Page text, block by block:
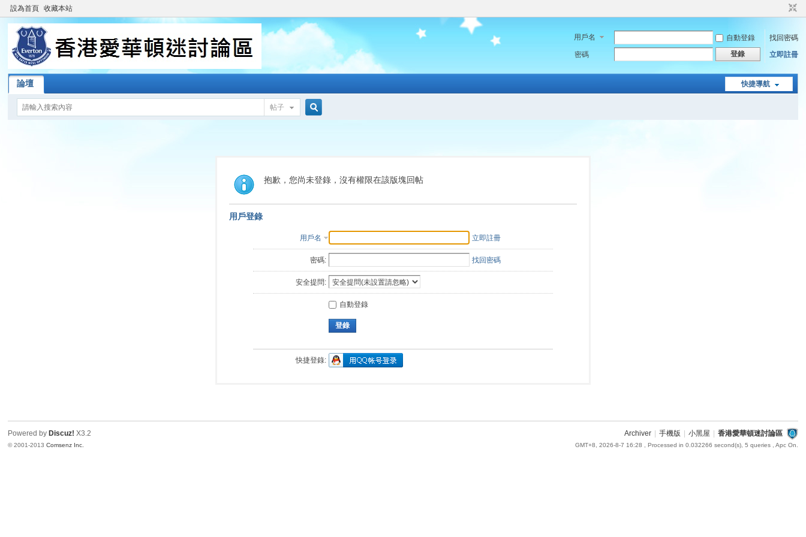
設為首頁 收藏本站
用戶名 自動登錄
找回密碼
密碼
登錄 立即註冊
快捷導航
論壇
帖子
索
抱歉，您尚未登錄，沒有權限在該版塊回帖
用戶登錄
用戶名 立即註冊
密碼: 找回密碼
安全提問:
自動登錄
登錄
快捷登錄:
Archiver 手機版 小黑屋 香港愛華頓迷討論區
GMT+8, 2026-8-7 16:28 , Processed in 0.032266 second(s), 5 queries , Apc On.
Powered by Discuz! X3.2
© 2001-2013Comsenz Inc.